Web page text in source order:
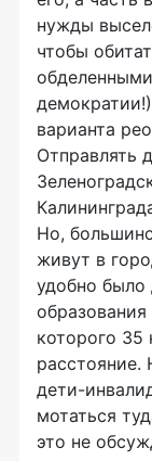
нужды
чтобы
варианта
Отправлять
Но,
живут в
удобно было
которого 35
расстояние.
дети-
мотаться
это не